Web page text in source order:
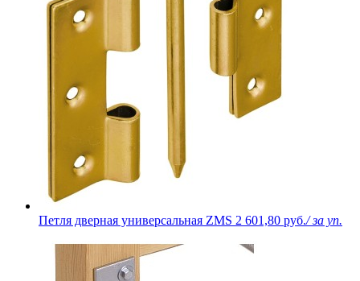
Петля дверная универсальная ZMS 2 601,80 руб./ за уп.